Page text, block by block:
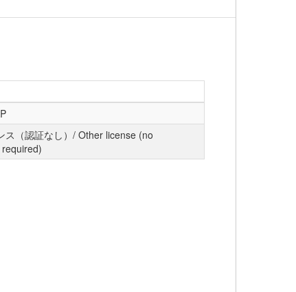
ス（認証なし）/ Other license (no